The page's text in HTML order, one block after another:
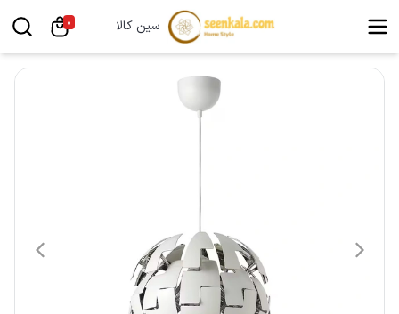
سین کالا 0